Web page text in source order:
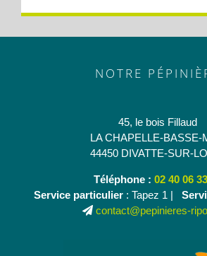
NOTRE
45, le bois Fillaud
LA CHAPELLE-BASSE-
44450 DIVATTE-SUR-
Téléphone : 02 40 06
Service particulier: Tapez 1 |
contact@pepinieres-